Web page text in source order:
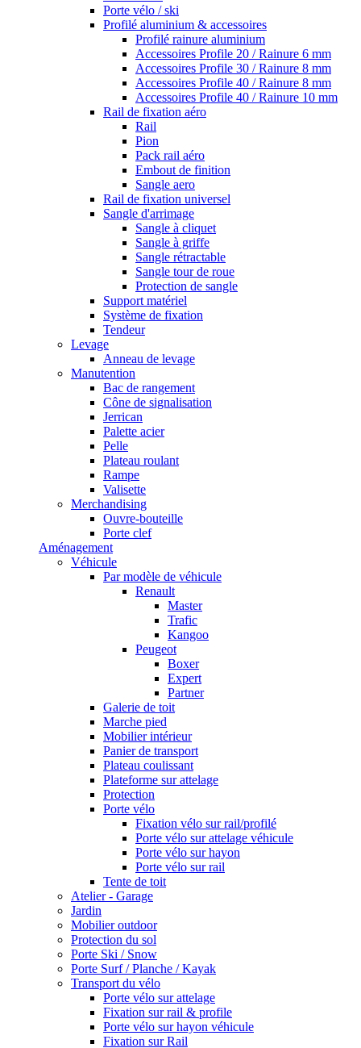
Porte vélo / ski
Profilé aluminium & accessoires
Profilé rainure aluminium
Accessoires Profile 20 / Rainure 6 mm
Accessoires Profile 30 / Rainure 8 mm
Accessoires Profile 40 / Rainure 8 mm
Accessoires Profile 40 / Rainure 10 mm
Rail de fixation aéro
Rail
Pion
Pack rail aéro
Embout de finition
Sangle aero
Rail de fixation universel
Sangle d'arrimage
Sangle à cliquet
Sangle à griffe
Sangle rétractable
Sangle tour de roue
Protection de sangle
Support matériel
Système de fixation
Tendeur
Levage
Anneau de levage
Manutention
Bac de rangement
Cône de signalisation
Jerrican
Palette acier
Pelle
Plateau roulant
Rampe
Valisette
Merchandising
Ouvre-bouteille
Porte clef
Aménagement
Véhicule
Par modèle de véhicule
Renault
Master
Trafic
Kangoo
Peugeot
Boxer
Expert
Partner
Galerie de toit
Marche pied
Mobilier intérieur
Panier de transport
Plateau coulissant
Plateforme sur attelage
Protection
Porte vélo
Fixation vélo sur rail/profilé
Porte vélo sur attelage véhicule
Porte vélo sur hayon
Porte vélo sur rail
Tente de toit
Atelier - Garage
Jardin
Mobilier outdoor
Protection du sol
Porte Ski / Snow
Porte Surf / Planche / Kayak
Transport du vélo
Porte vélo sur attelage
Fixation sur rail & profile
Porte vélo sur hayon véhicule
Fixation sur Rail